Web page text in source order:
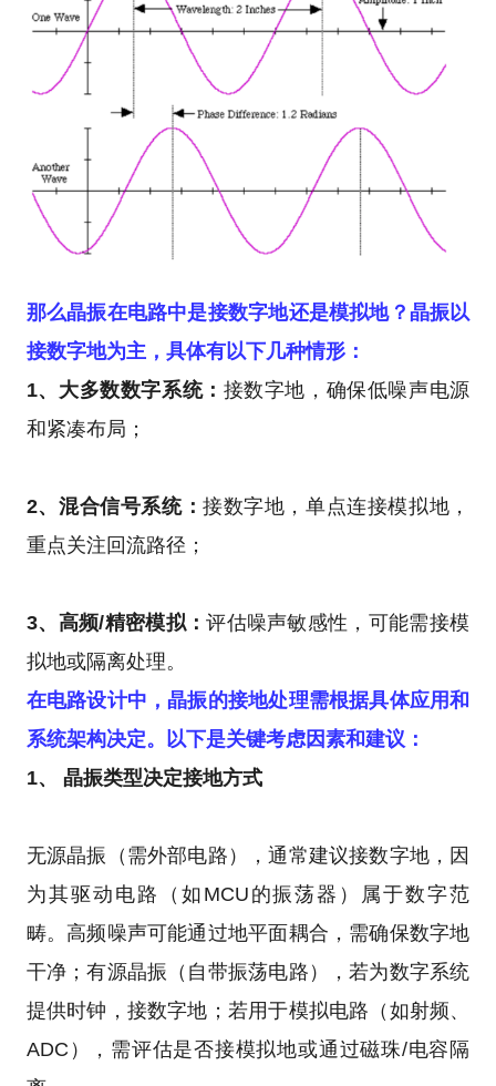
那么晶振在电路中是接数字地还是模拟地？晶振以
接数字地为主，具体有以下几种情形：
1、大多数数字系统： 接数字地，确保低噪声电源
和紧凑布局；
2、混合信号系统：接数字地，单点连接模拟地，
重点关注回流路径；
3、高频/精密模拟：评估噪声敏感性，可能需接模
拟地或隔离处理。
在电路设计中，晶振的接地处理需根据具体应用和
系统架构决定。以下是关键考虑因素和建议：
1、 晶振类型决定接地方式
无源晶振（需外部电路），通常建议接数字地，因
为其驱动电路（如MCU的振荡器）属于数字范
畴。高频噪声可能通过地平面耦合，需确保数字地
干净；有源晶振（自带振荡电路），若为数字系统
提供时钟，接数字地；若用于模拟电路（如射频、
ADC），需评估是否接模拟地或通过磁珠/电容隔